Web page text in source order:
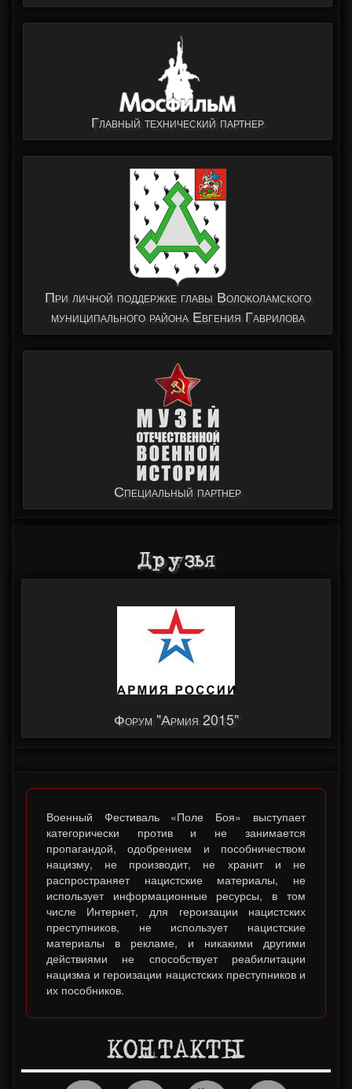
Главный технический партнер
При личной поддержке главы Волоколамского
муниципального района Евгения Гаврилова
Специальный партнер
Друзья
Форум "Армия 2015"
Военный Фестиваль «Поле Боя» выступает
категорически против и не занимается
пропагандой, одобрением и пособничеством
нацизму, не производит, не хранит и не
распространяет нацистские материалы, не
использует информационные ресурсы, в том
числе Интернет, для героизации нацистских
преступников, не использует нацистские
материалы в рекламе, и никакими другими
действиями не способствует реабилитации
нацизма и героизации нацистских преступников и
их пособников.
КОНТАКТЫ